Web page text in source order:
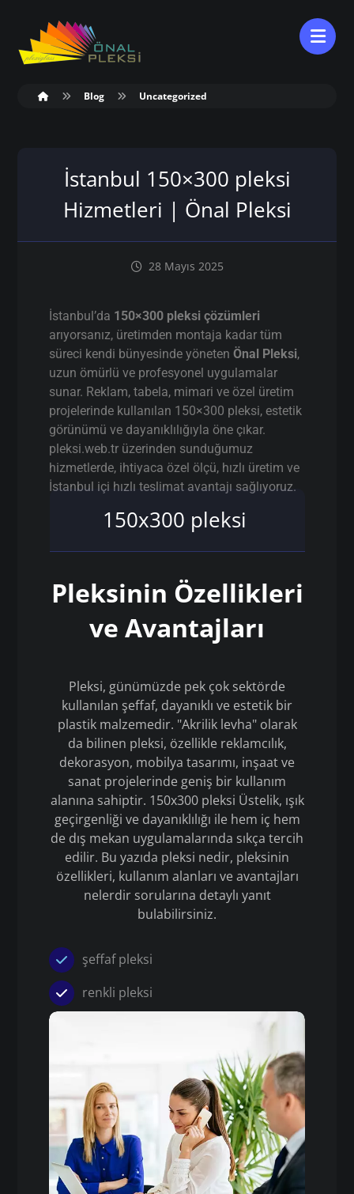
Blog Uncategorized
İstanbul 150×300 pleksi
Hizmetleri | Önal Pleksi
28 Mayıs 2025
İstanbul’da 150×300 pleksi çözümleri
arıyorsanız, üretimden montaja kadar tüm
süreci kendi bünyesinde yönetenÖnal Pleksi,
uzun ömürlü ve profesyonel uygulamalar
sunar. Reklam, tabela, mimari ve özel üretim
projelerinde kullanılan 150×300 pleksi, estetik
görünümü ve dayanıklılığıyla öne çıkar.
pleksi.web.tr üzerinden sunduğumuz
hizmetlerde, ihtiyaca özel ölçü, hızlı üretim ve
İstanbul içi hızlı teslimat avantajı sağlıyoruz.
150x300 pleksi
Pleksinin Özellikleri
ve Avantajları
Pleksi, günümüzde pek çok sektörde
kullanılan şeffaf, dayanıklı ve estetik bir
plastik malzemedir. "Akrilik levha" olarak
da bilinen pleksi, özellikle reklamcılık,
dekorasyon, mobilya tasarımı, inşaat ve
sanat projelerinde geniş bir kullanım
alanına sahiptir. 150x300 pleksi Üstelik, ışık
geçirgenliği ve dayanıklılığı ile hem iç hem
de dış mekan uygulamalarında sıkça tercih
edilir. Bu yazıda pleksi nedir, pleksinin
özellikleri, kullanım alanları ve avantajları
nelerdir sorularına detaylı yanıt
bulabilirsiniz.
şeffaf pleksi
renkli pleksi
Pleksi Masa
İstanbul Pleksi